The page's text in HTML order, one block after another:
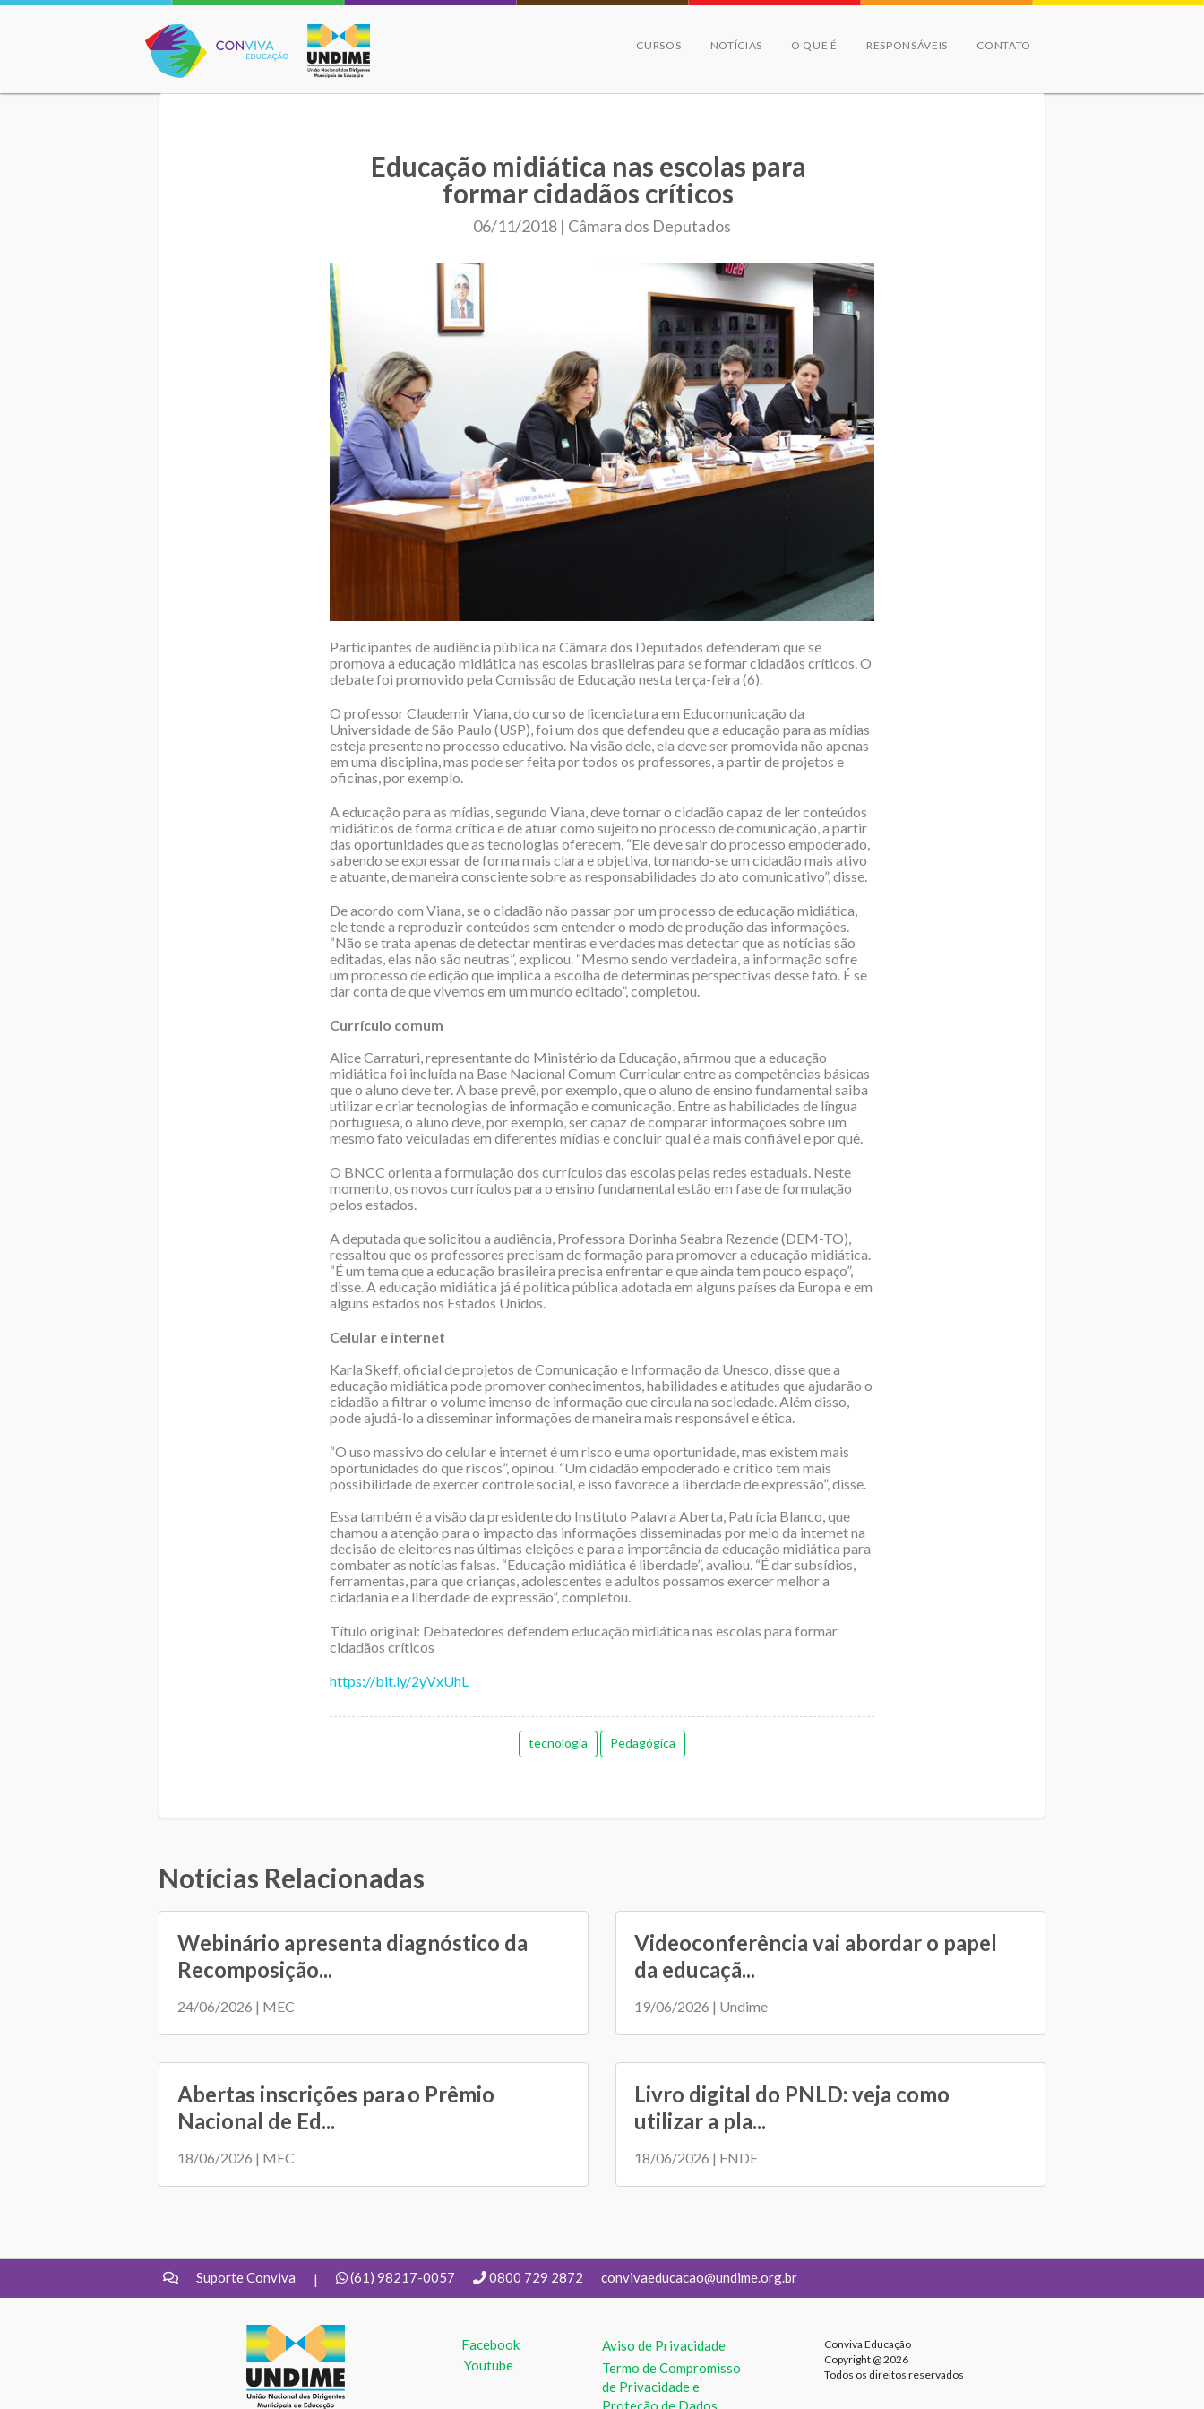
Conviva Educação
CURSOS NOTÍCIAS O QUE É RESPONSÁVEIS CONTATO
Educação midiática nas escolas para
formar cidadãos críticos
06/11/2018 | Câmara dos Deputados
Participantes de audiência pública na Câmara dos Deputados defenderam que se
promova a educação midiática nas escolas brasileiras para se formar cidadãos críticos. O
debate foi promovido pela Comissão de Educação nesta terça-feira (6).
O professor Claudemir Viana, do curso de licenciatura em Educomunicação da
Universidade de São Paulo (USP), foi um dos que defendeu que a educação para as mídias
esteja presente no processo educativo. Na visão dele, ela deve ser promovida não apenas
em uma disciplina, mas pode ser feita por todos os professores, a partir de projetos e
oficinas, por exemplo.
A educação para as mídias, segundo Viana, deve tornar o cidadão capaz de ler conteúdos
midiáticos de forma crítica e de atuar como sujeito no processo de comunicação, a partir
das oportunidades que as tecnologias oferecem. “Ele deve sair do processo empoderado,
sabendo se expressar de forma mais clara e objetiva, tornando-se um cidadão mais ativo
e atuante, de maneira consciente sobre as responsabilidades do ato comunicativo”, disse.
De acordo com Viana, se o cidadão não passar por um processo de educação midiática,
ele tende a reproduzir conteúdos sem entender o modo de produção das informações.
“Não se trata apenas de detectar mentiras e verdades mas detectar que as notícias são
editadas, elas não são neutras”, explicou. “Mesmo sendo verdadeira, a informação sofre
um processo de edição que implica a escolha de determinas perspectivas desse fato. É se
dar conta de que vivemos em um mundo editado”, completou.
Currículo comum
Alice Carraturi, representante do Ministério da Educação, afirmou que a educação
midiática foi incluída na Base Nacional Comum Curricular entre as competências básicas
que o aluno deve ter. A base prevê, por exemplo, que o aluno de ensino fundamental saiba
utilizar e criar tecnologias de informação e comunicação. Entre as habilidades de língua
portuguesa, o aluno deve, por exemplo, ser capaz de comparar informações sobre um
mesmo fato veiculadas em diferentes mídias e concluir qual é a mais confiável e por quê.
O BNCC orienta a formulação dos currículos das escolas pelas redes estaduais. Neste
momento, os novos currículos para o ensino fundamental estão em fase de formulação
pelos estados.
A deputada que solicitou a audiência, Professora Dorinha Seabra Rezende (DEM-TO),
ressaltou que os professores precisam de formação para promover a educação midiática.
“É um tema que a educação brasileira precisa enfrentar e que ainda tem pouco espaço”,
disse. A educação midiática já é política pública adotada em alguns países da Europa e em
alguns estados nos Estados Unidos.
Celular e internet
Karla Skeff, oficial de projetos de Comunicação e Informação da Unesco, disse que a
educação midiática pode promover conhecimentos, habilidades e atitudes que ajudarão o
cidadão a filtrar o volume imenso de informação que circula na sociedade. Além disso,
pode ajudá-lo a disseminar informações de maneira mais responsável e ética.
“O uso massivo do celular e internet é um risco e uma oportunidade, mas existem mais
oportunidades do que riscos”, opinou. “Um cidadão empoderado e crítico tem mais
possibilidade de exercer controle social, e isso favorece a liberdade de expressão”, disse.
Essa também é a visão da presidente do Instituto Palavra Aberta, Patrícia Blanco, que
chamou a atenção para o impacto das informações disseminadas por meio da internet na
decisão de eleitores nas últimas eleições e para a importância da educação midiática para
combater as notícias falsas. “Educação midiática é liberdade”, avaliou. “É dar subsídios,
ferramentas, para que crianças, adolescentes e adultos possamos exercer melhor a
cidadania e a liberdade de expressão”, completou.
Título original: Debatedores defendem educação midiática nas escolas para formar
cidadãos críticos
https://bit.ly/2yVxUhL
tecnologia Pedagógica
Notícias Relacionadas
Webinário apresenta diagnóstico da
Recomposição...
24/06/2026 | MEC
Videoconferência vai abordar o papel
da educaçã...
19/06/2026 | Undime
Abertas inscrições para o Prêmio
Nacional de Ed...
18/06/2026 | MEC
Livro digital do PNLD: veja como
utilizar a pla...
18/06/2026 | FNDE
Suporte Conviva | (61) 98217-0057 0800 729 2872 convivaeducacao@undime.org.br
UNDIME
Facebook
Youtube
Aviso de Privacidade
Termo de Compromisso
de Privacidade e
Proteção de Dados
Conviva Educação
Copyright @ 2026
Todos os direitos reservados